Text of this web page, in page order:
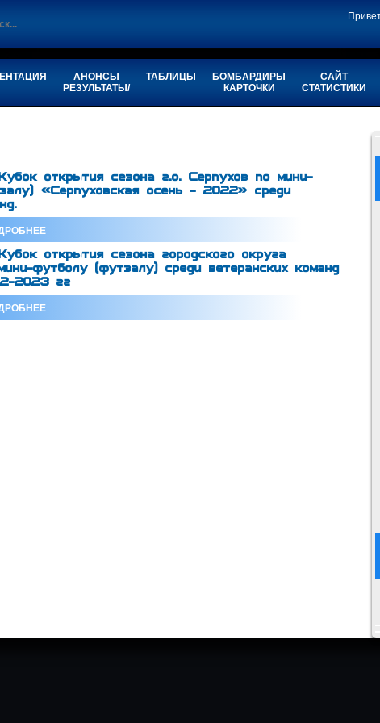
АНОНСЫ
РЕЗУЛЬТАТЫ/
ТАБЛИЦЫ
БОМБАРДИРЫ
КАРТОЧКИ
САЙТ
СТАТИСТИКИ
открытия сезона г.о. Серпухов по мини-
«Серпуховская осень - 2022» среди
открытия сезона городского округа
футболу (футзалу) среди ветеранских команд
2023 гг